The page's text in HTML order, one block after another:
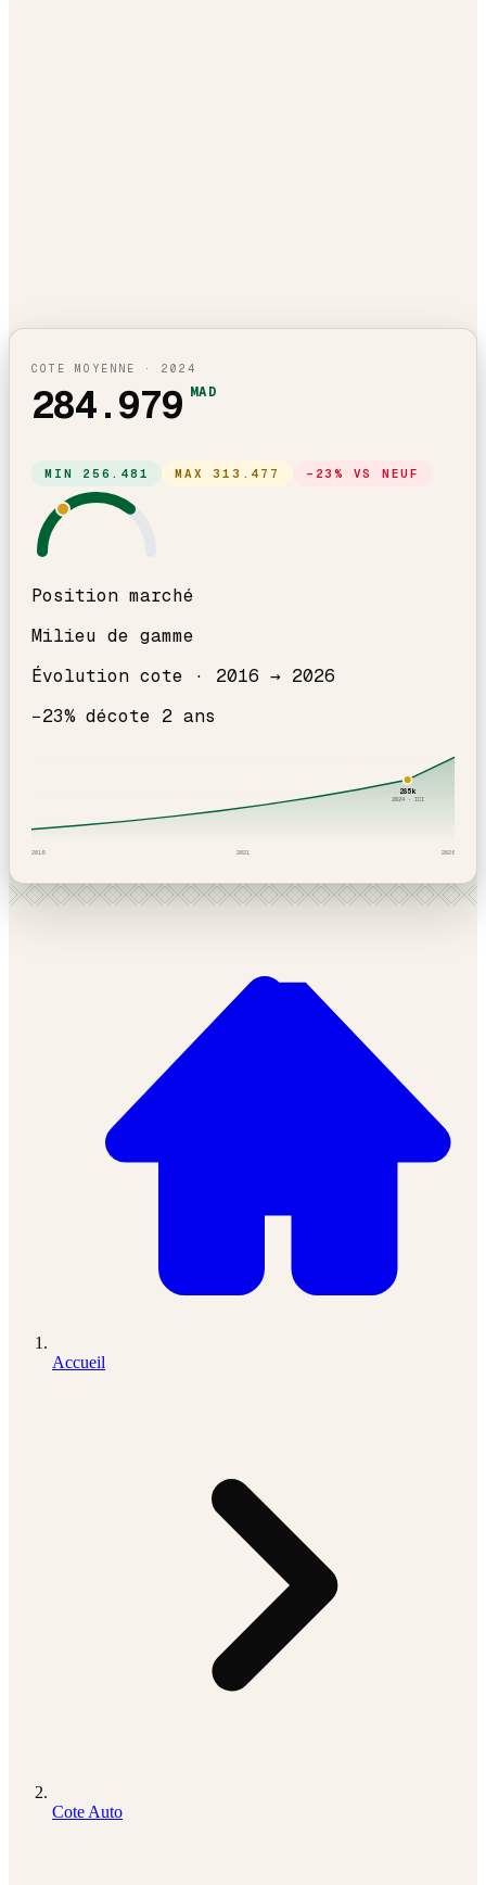
COTE MOYENNE · 2024
284.979 MAD
MIN 256.481 MAX 313.477 − 23% VS NEUF
Position marché
Milieu de gamme
Évolution cote · 2016 → 2026
−23% décote 2 ans
285k
2024· ICI
2016 2021 2026
Accueil
Cote Auto